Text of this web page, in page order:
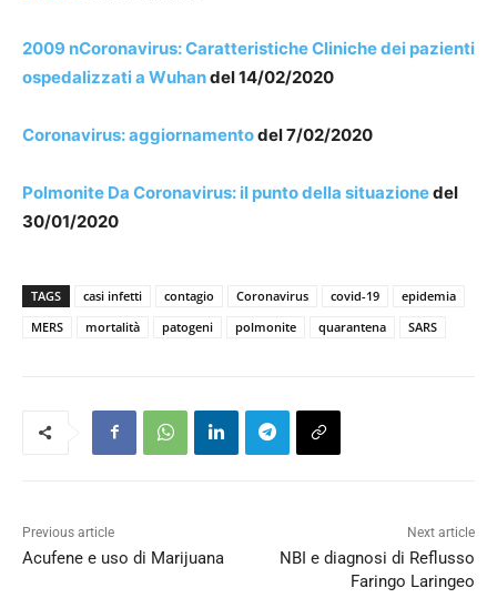
2009 nCoronavirus: Caratteristiche Cliniche dei pazienti
ospedalizzati a Wuhandel 14/02/2020
Coronavirus: aggiornamentodel 7/02/2020
Polmonite Da Coronavirus: il punto della situazionedel
30/01/2020
TAGS casi infetti contagio Coronavirus covid-19
epidemia
MERS
mortalità patogeni polmonite quarantena SARS
Previous article
Acufene e uso di Marijuana
Next article
NBI e diagnosi di Reflusso
Faringo Laringeo